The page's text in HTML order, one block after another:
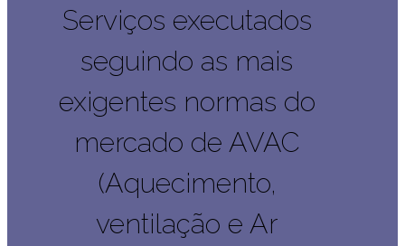
Serviços executados
seguindo as mais
exigentes normas do
mercado de AVAC
(Aquecimento,
ventilação e Ar